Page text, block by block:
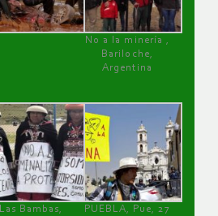
No a la minería ,
Bariloche,
Argentina
Las Bambas,
PUEBLA, Pue, 27